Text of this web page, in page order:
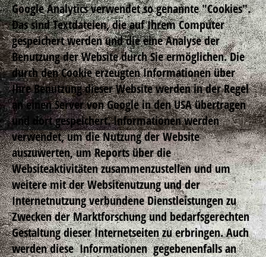
Google Analytics verwendet so genannte "Cookies".
Das sind Textdateien, die auf Ihrem Computer
gespeichert werden und die eine Analyse der
Benutzung der Website durch Sie ermöglichen. Die
durch den Cookie erzeugten Informationen über
Ihre Benutzung dieser Website werden in der Regel
an einen Server von Google in den USA übertragen
und dort gespeichert. Informationen werden
verwendet, um die Nutzung der Website
auszuwerten, um Reports über die
Websiteaktivitäten zusammenzustellen und um
weitere mit der Websitenutzung und der
Internetnutzung verbundene Dienstleistungen zu
Zwecken der Marktforschung und bedarfsgerechten
Gestaltung dieser Internetseiten zu erbringen. Auch
werden diese Informationen gegebenenfalls an